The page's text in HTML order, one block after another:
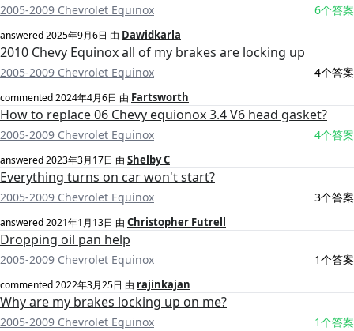
2005-2009 Chevrolet Equinox 6个答案
answered2025年9月6日 由 Dawidkarla
2010 Chevy Equinox all of my brakes are locking up
2005-2009 Chevrolet Equinox 4个答案
commented2024年4月6日 由 Fartsworth
How to replace 06 Chevy equionox 3.4 V6 head gasket?
2005-2009 Chevrolet Equinox 4个答案
answered2023年3月17日 由 Shelby C
Everything turns on car won't start?
2005-2009 Chevrolet Equinox 3个答案
answered2021年1月13日 由 Christopher Futrell
Dropping oil pan help
2005-2009 Chevrolet Equinox 1个答案
commented2022年3月25日 由 rajinkajan
Why are my brakes locking up on me?
2005-2009 Chevrolet Equinox 1个答案